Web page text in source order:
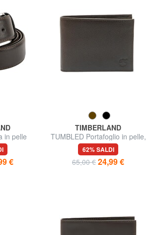
in pelle
€
TIMBERLAND
TUMBLED Portafoglio in pelle,
con portamonete
62% SALDI
65,00 € 24,99 €